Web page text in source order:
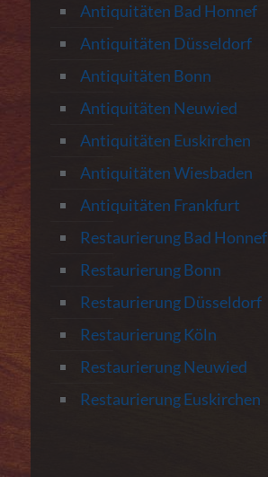
Antiquitäten Bad Honnef
Antiquitäten Düsseldorf
Antiquitäten Bonn
Antiquitäten Neuwied
Antiquitäten Euskirchen
Antiquitäten Wiesbaden
Antiquitäten Frankfurt
Restaurierung Bad Honnef
Restaurierung Bonn
Restaurierung Düsseldorf
Restaurierung Köln
Restaurierung Neuwied
Restaurierung Euskirchen